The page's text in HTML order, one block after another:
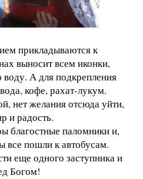
прикладываются к
выносит всем иконки,
воду. А для подкрепления
кофе, рахат-лукум.
нет желания отсюда уйти,
и радость.
благостные паломники и,
все пошли к автобусам.
еще одного заступника и
Богом!